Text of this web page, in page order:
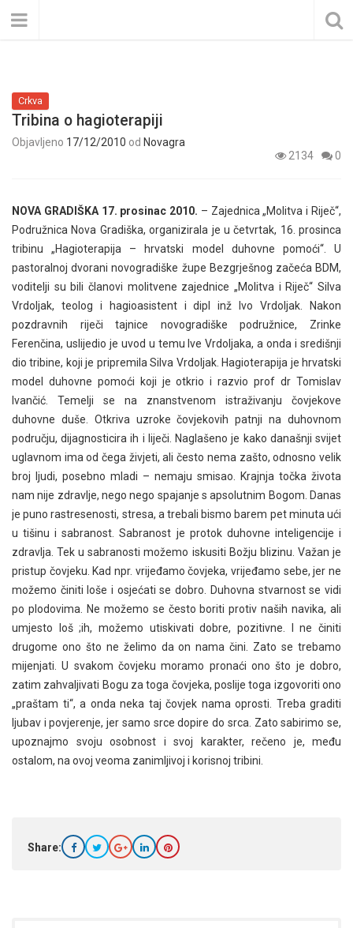
Crkva
Tribina o hagioterapiji
Objavljeno 17/12/2010 od Novagra
2134
0
NOVA GRADIŠKA 17. prosinac 2010. – Zajednica „Molitva i Riječ“,
Podružnica Nova Gradiška, organizirala je u četvrtak, 16. prosinca
tribinu „Hagioterapija – hrvatski model duhovne pomoći“. U
pastoralnoj dvorani novogradiške župe Bezgrješnog začeća BDM,
voditelji su bili članovi molitvene zajednice „Molitva i Riječ“ Silva
Vrdoljak, teolog i hagioasistent i dipl inž Ivo Vrdoljak. Nakon
pozdravnih riječi tajnice novogradiške podružnice, Zrinke
Ferenčina, uslijedio je uvod u temu Ive Vrdoljaka, a onda i središnji
dio tribine, koji je pripremila Silva Vrdoljak. Hagioterapija je hrvatski
model duhovne pomoći koji je otkrio i razvio prof dr Tomislav
Ivančić. Temelji se na znanstvenom istraživanju čovjekove
duhovne duše. Otkriva uzroke čovjekovih patnji na duhovnom
području, dijagnosticira ih i liječi. Naglašeno je kako današnji svijet
uglavnom ima od čega živjeti, ali često nema zašto, odnosno velik
broj ljudi, posebno mladi – nemaju smisao. Krajnja točka života
nam nije zdravlje, nego nego spajanje s apsolutnim Bogom. Danas
je puno rastresenosti, stresa, a trebali bismo barem pet minuta ući
u tišinu i sabranost. Sabranost je protok duhovne inteligencije i
zdravlja. Tek u sabranosti možemo iskusiti Božju blizinu. Važan je
pristup čovjeku. Kad npr. vrijeđamo čovjeka, vrijeđamo sebe, jer ne
možemo činiti loše i osjećati se dobro. Duhovna stvarnost se vidi
po plodovima. Ne možemo se često boriti protiv naših navika, ali
umjesto loš ;ih, možemo utiskivati dobre, pozitivne. I ne činiti
drugome ono što ne želimo da on nama čini. Zato se trebamo
mijenjati. U svakom čovjeku moramo pronaći ono što je dobro,
zatim zahvaljivati Bogu za toga čovjeka, poslije toga izgovoriti ono
„praštam ti“, a onda neka taj čovjek nama oprosti. Treba graditi
ljubav i povjerenje, jer samo srce dopire do srca. Zato sabirimo se,
upoznajmo svoju osobnost i svoj karakter, rečeno je, među
ostalom, na ovoj veoma zanimljivoj i korisnoj tribini.
Share: